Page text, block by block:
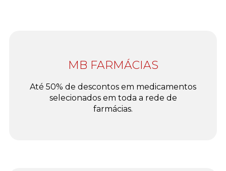
MB FARMÁCIAS
Até 50% de descontos em medicamentos
selecionados em toda a rede de
farmácias.